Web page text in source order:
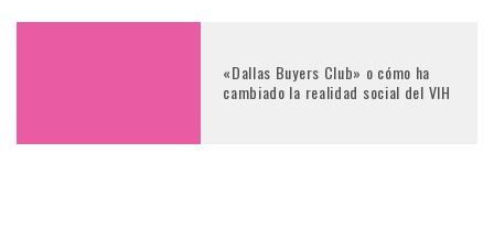
«Dallas Buyers Club» o cómo ha
cambiado la realidad social del VIH